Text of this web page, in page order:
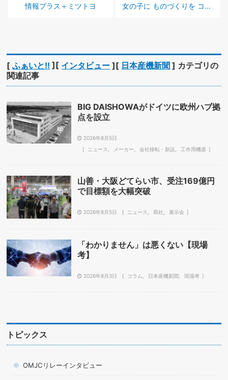
前の記事 :
情報プラス＋ ミツトヨ 次の記事 :
女の子に ものづくりを コノエ
[ふぁいと!! ][ インタビュー ][ 日本産機新聞 ] カテゴリの
関連記事
BIG DAISHOWAがドイツに欧州ハブ拠
点を設立
2026年8月5日
ニュース
メーカー 会社移転・新設 工作用機器
山善・大阪どてらい市、受注169億円
で目標額を大幅突破
2026年8月5日 ニュース 商社 展示会
「わかりません」は悪くない【現場
考】
2026年8月3日 コラム 日本産機新聞 現場考
トピックス
OMJCリレーインタビュー